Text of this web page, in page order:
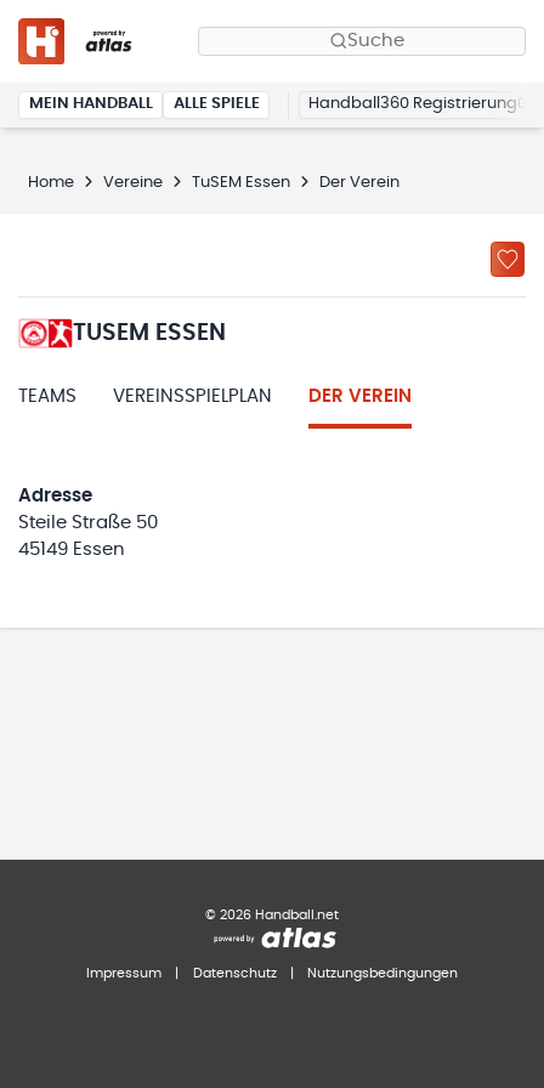
Suche
MEIN HANDBALL ALLE SPIELE Handball360 Registrierung
Home Vereine TuSEM Essen Der Verein
TUSEM ESSEN
TEAMS VEREINSSPIELPLAN DER VEREIN
Adresse
Steile Straße 50
45149 Essen
© 2026 Handball.net
Impressum Datenschutz Nutzungsbedingungen